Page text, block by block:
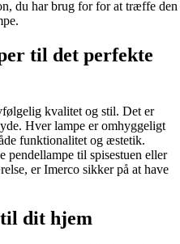
du har brug for for at træffe den
til det perfekte
kvalitet og stil. Det er
Hver lampe er omhyggeligt
funktionalitet og æstetik.
pendellampe til spisestuen eller
er Imerco sikker på at have
dit hjem